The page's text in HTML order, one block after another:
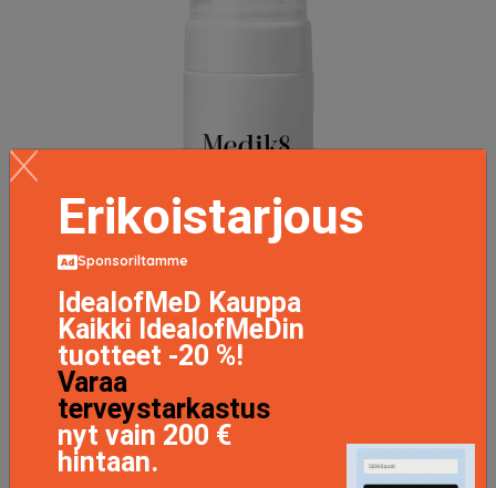
Clarifying Foam, 150 ml Medik8 Kasvojen puhdistus
25.9 EUR
Erikoistarjous
Sponsoriltamme
IdealofMeD Kauppa
Kaikki IdealofMeDin
tuotteet -20 %!
Varaa
terveystarkastus
nyt vain 200 €
hintaan.